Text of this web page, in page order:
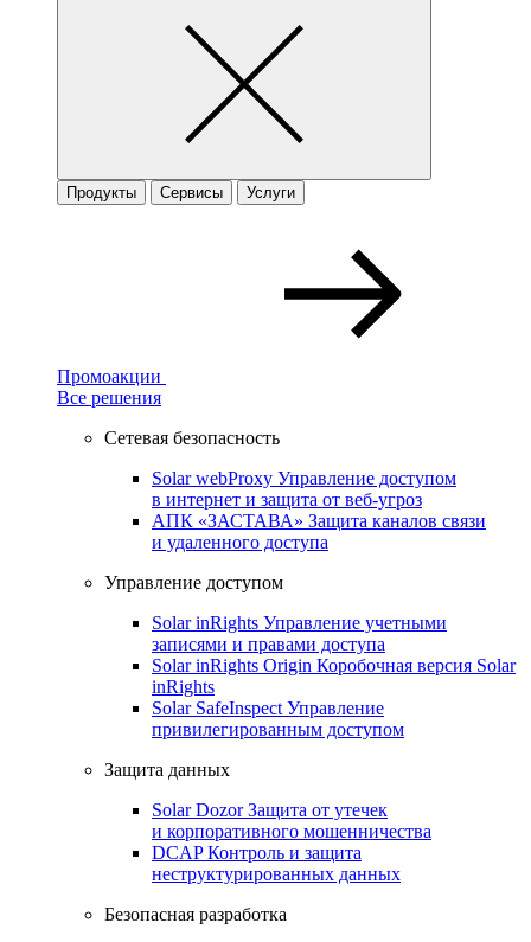
Продукты Сервисы Услуги
Промоакции
Все решения
Сетевая безопасность
Solar webProxy Управление доступом
в интернет и защита от веб-угроз
АПК «ЗАСТАВА» Защита каналов связи
и удаленного доступа
Управление доступом
Solar inRights Управление учетными
записями и правами доступа
Solar inRights Origin Коробочная версия Solar
inRights
Solar SafeInspect Управление
привилегированным доступом
Защита данных
Solar DozorЗащита от утечек
и корпоративного мошенничества
DCAPКонтроль и защита
неструктурированных данных
Безопасная разработка